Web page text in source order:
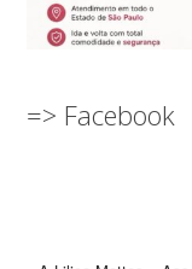
=> Facebook